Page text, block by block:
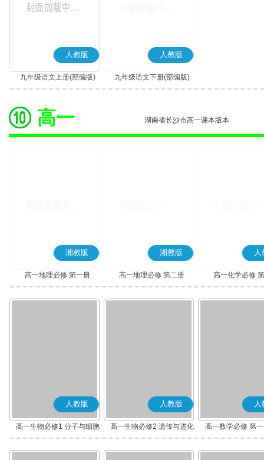
人教版
九年级语文上册(部编版)
人教版
九年级语文下册(部编版)
高一 湖南省长沙市高一课本版本
湘教版
高一地理必修 第一册
湘教版
高一地理必修 第二册
人
高一化学必修
人教版
高一生物必修1 分子与细胞
人教版
高一生物必修2 遗传与进化
人
高一数学必修 第